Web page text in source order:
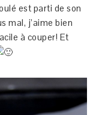
est parti de son
mal, j’aime bien
à couper! Et